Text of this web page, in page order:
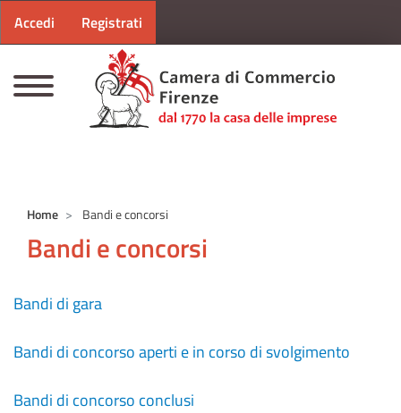
Menu profilo utente
Accedi Registrati
Home Bandi e concorsi
Bandi e concorsi
Bandi di gara
Bandi di concorso aperti e in corso di svolgimento
Bandi di concorso conclusi